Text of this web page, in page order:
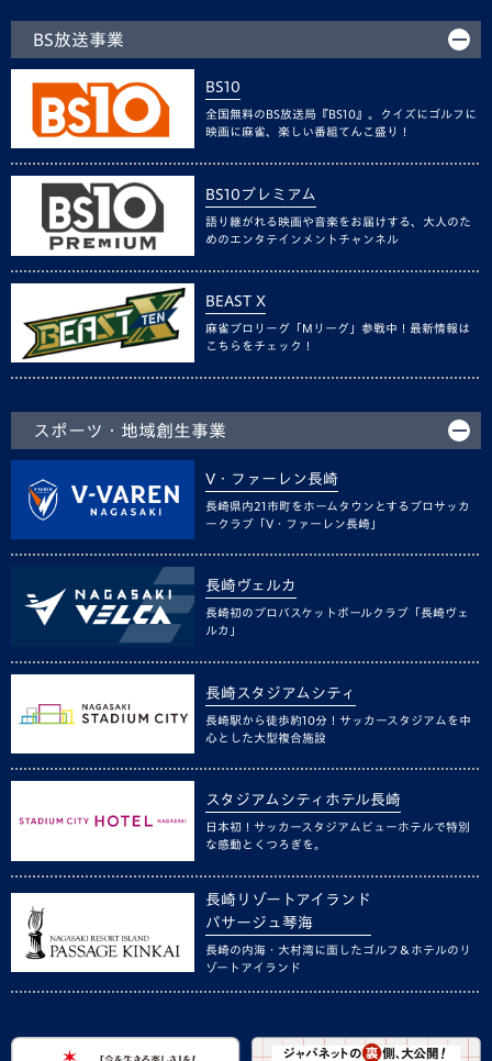
BS放送事業
BS10
全国無料のBS放送局『BS10』。クイズにゴルフに
映画に麻雀、楽しい番組てんこ盛り！
BS10プレミアム
語り継がれる映画や音楽をお届けする、大人のた
めのエンタテインメントチャンネル
BEAST X
麻雀プロリーグ「Mリーグ」参戦中！最新情報は
こちらをチェック！
スポーツ・地域創生事業
V・ファーレン長崎
長崎県内21市町をホームタウンとするプロサッカ
ークラブ「V・ファーレン長崎」
長崎ヴェルカ
長崎初のプロバスケットボールクラブ「長崎ヴェ
ルカ」
長崎スタジアムシティ
長崎駅から徒歩約10分！サッカースタジアムを中
心とした大型複合施設
スタジアムシティホテル長崎
日本初！サッカースタジアムビューホテルで特別
な感動とくつろぎを。
長崎リゾートアイランド
パサージュ琴海
長崎の内海・大村湾に面したゴルフ＆ホテルのリ
ゾートアイランド